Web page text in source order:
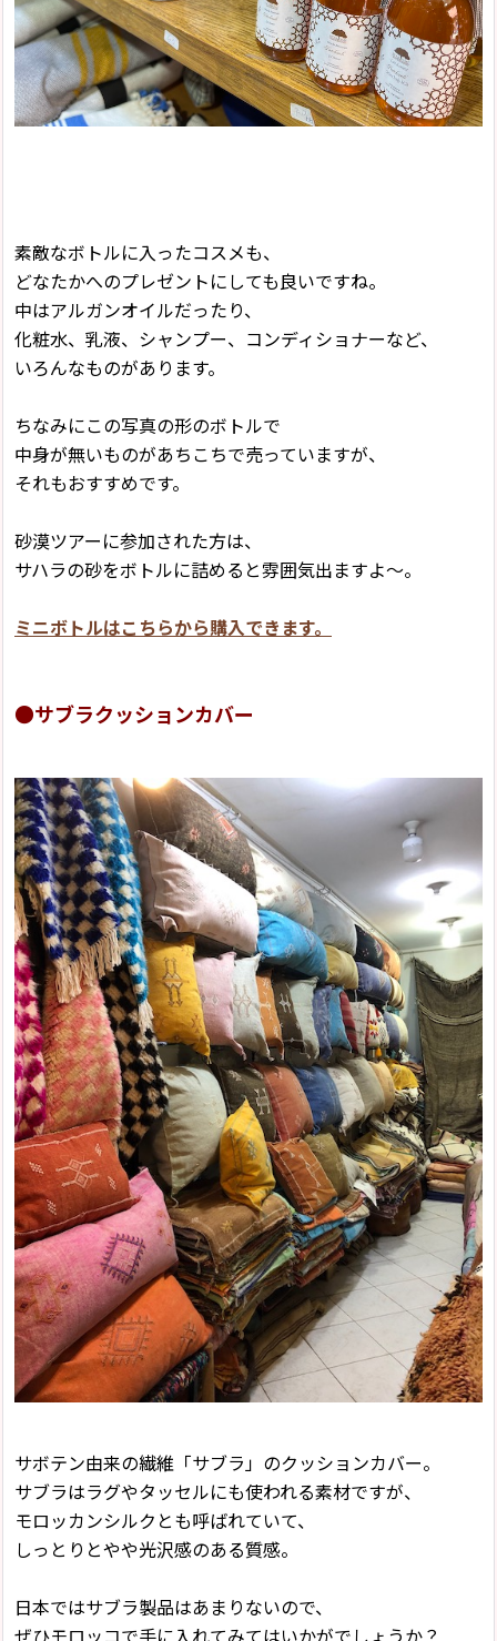
素敵なボトルに入ったコスメも、
どなたかへのプレゼントにしても良いですね。
中はアルガンオイルだったり、
化粧水、乳液、シャンプー、コンディショナーなど、
いろんなものがあります。
ちなみにこの写真の形のボトルで
中身が無いものがあちこちで売っていますが、
それもおすすめです。
砂漠ツアーに参加された方は、
サハラの砂をボトルに詰めると雰囲気出ますよ〜。
ミニボトルはこちらから購入できます。
●サブラクッションカバー
サボテン由来の繊維「サブラ」のクッションカバー。
サブラはラグやタッセルにも使われる素材ですが、
モロッカンシルクとも呼ばれていて、
しっとりとやや光沢感のある質感。
日本ではサブラ製品はあまりないので、